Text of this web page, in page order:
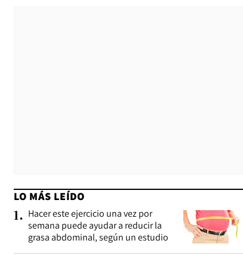
LO MÁS LEÍDO
1. Hacer este ejercicio una vez por
semana puede ayudar a reducir la
grasa abdominal, según un estudio